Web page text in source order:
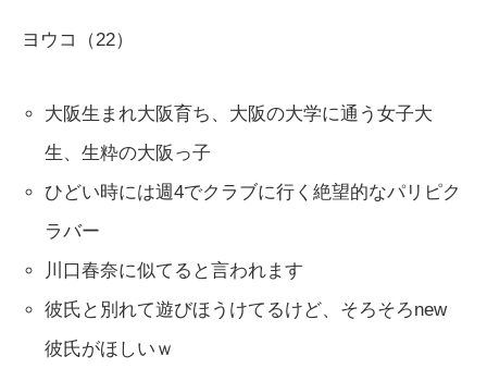
ヨウコ（22）
大阪生まれ大阪育ち、大阪の大学に通う女子大
生、生粋の大阪っ子
ひどい時には週4でクラブに行く絶望的なパリピク
ラバー
川口春奈に似てると言われます
彼氏と別れて遊びほうけてるけど、そろそろnew
彼氏がほしいｗ